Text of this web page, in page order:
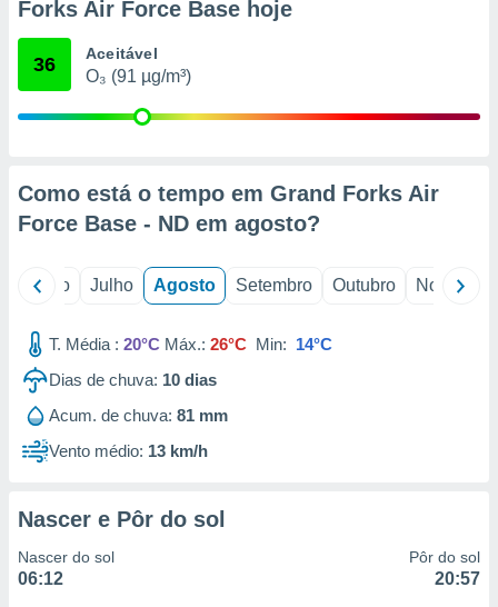
de
1199
Forks Air Force Base hoje
36 Aceitável
O₃ (91 µg/m³)
Como está o tempo em Grand Forks Air
Force Base - ND em agosto?
Junho Julho Agosto Setembro Outubro Novembro
T. Média : 20°C Máx.: 26°C Min: 14°C
Dias de chuva: 10 dias
Acum. de chuva: 81 mm
Vento médio: 13 km/h
Nascer e Pôr do sol
Nascer do sol
06:12
Pôr do sol
20:57